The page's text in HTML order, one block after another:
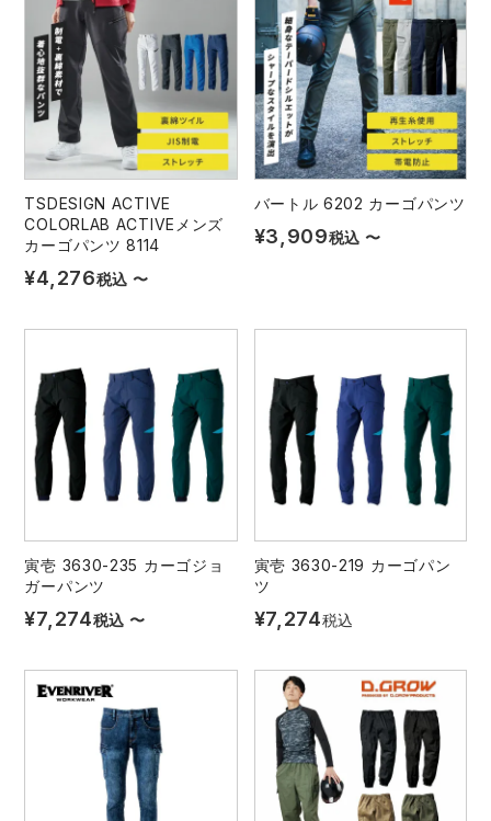
TSDESIGN ACTIVE
COLORLAB ACTIVEメンズ
カーゴパンツ 8114
¥4,276税込 〜
バートル 6202 カーゴパンツ
¥3,909税込 〜
寅壱 3630-235 カーゴジョ
ガーパンツ
¥7,274税込 〜
寅壱 3630-219 カーゴパン
ツ
¥7,274税込